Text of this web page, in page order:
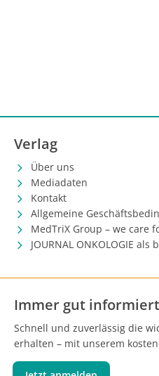
Verlag
Über uns
Mediadaten
Kontakt
Allgemeine
MedTriX Group – we care
JOURNAL ONKOLOGIE
Immer gut informiert
Schnell und zuverlässig die
erhalten – mit unserem